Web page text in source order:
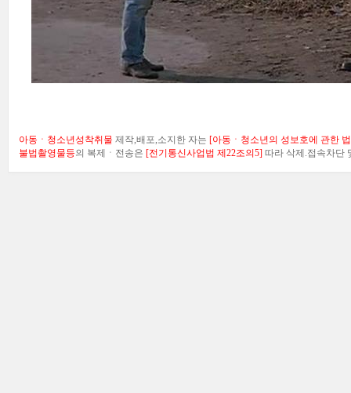
아동ㆍ청소년성착취물 제작,배포,소지한 자는 [아동ㆍ청소년의 성보호에 관한
불법촬영물등의 복제ㆍ전송은 [전기통신사업법 제22조의5] 따라 삭제.접속차단